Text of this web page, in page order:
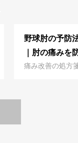
野球肘の予防
｜肘の痛みを
アプローチ‐
痛み改善の処方